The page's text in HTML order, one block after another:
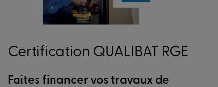
Certification QUALIBAT RGE
Faites financer vos travaux de